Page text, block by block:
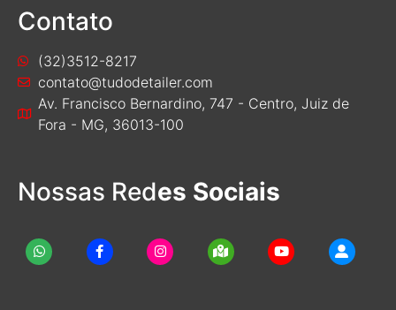
Contato
(32)3512-8217
contato@tudodetailer.com
Av. Francisco Bernardino, 747 - Centro, Juiz de
Fora - MG, 36013-100
Nossas Redes Sociais